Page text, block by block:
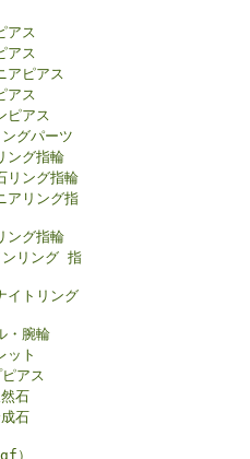
アス
アス
アピアス
アス
ピアス
グパーツ
ング指輪
リング指輪
アリング指
ング指輪
リング 指
イトリング
・腕輪
ット
アス
石
石
）